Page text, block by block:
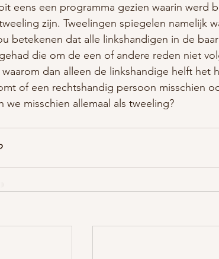
eens een programma gezien waarin werd
zijn. Tweelingen spiegelen namelijk
betekenen dat alle linkshandigen in de
die om de een of andere reden niet
waarom dan alleen de linkshandige helft
of een rechtshandig persoon misschien
we misschien allemaal als tweeling?